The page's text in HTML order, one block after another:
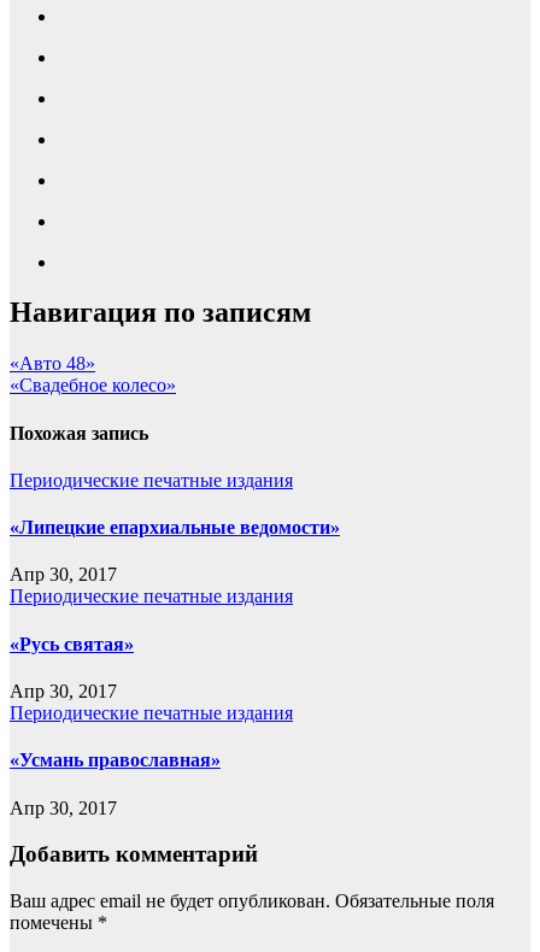
Навигация по записям
«Авто 48»
«Свадебное колесо»
Похожая запись
Периодические печатные издания
«Липецкие епархиальные ведомости»
Апр 30, 2017
Периодические печатные издания
«Русь святая»
Апр 30, 2017
Периодические печатные издания
«Усмань православная»
Апр 30, 2017
Добавить комментарий
Ваш адрес email не будет опубликован. Обязательные поля
помечены *